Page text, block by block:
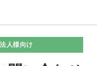
人様向け